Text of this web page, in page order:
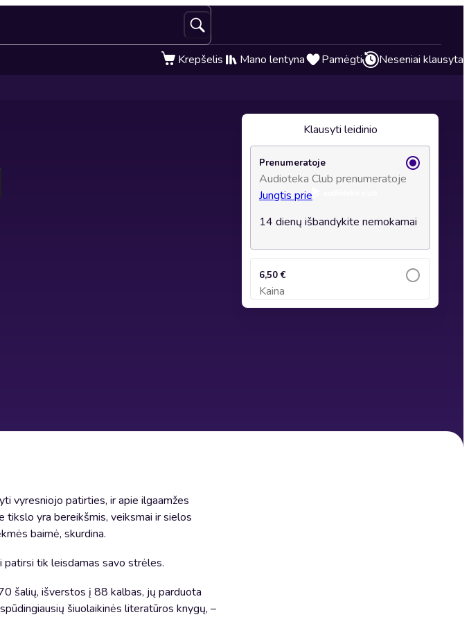
Krepšelis Mano lentyna Pamėgti Neseniai klausyta
vyresniojo patirties, ir apie ilgaamžes
tikslo yra bereikšmis, veiksmai ir sielos
baimė, skurdina.
patirsi tik leisdamas savo strėles.
šalių, išverstos į 88 kalbas, jų parduota
šiuolaikinės literatūros knygų, –
Klausyti leidinio
Prenumeratoje
Audioteka Club prenumeratoje
Jungtis prie
14 dienų išbandykite nemokamai
6,50 €
Kaina Įsidėti į krepšelį